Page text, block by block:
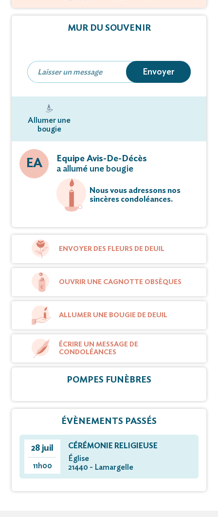
MUR DU SOUVENIR
Envoyer
Allumer une
bougie
EA
Equipe Avis-De-Décès
a allumé une bougie
Nous vous adressons nos
sincères condoléances.
ENVOYER DES FLEURS DE DEUIL
OUVRIR UNE CAGNOTTE OBSÈQUES
ALLUMER UNE BOUGIE DE DEUIL
ÉCRIRE UN MESSAGE DE
CONDOLÉANCES
POMPES FUNÈBRES
ÉVÈNEMENTS PASSÉS
28 juil
11h00
CÉRÉMONIE RELIGIEUSE
Église
21440 - Lamargelle